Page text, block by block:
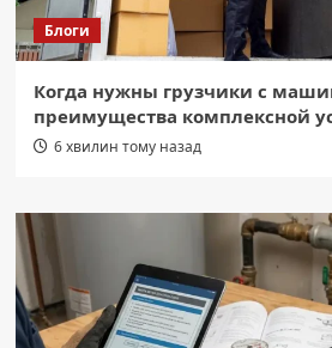
Блоги
Когда нужны грузчики с
преимущества комплексной
6 хвилин тому назад